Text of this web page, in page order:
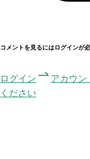
コメントを見るにはログインが必
ログイン
アカウン
ください